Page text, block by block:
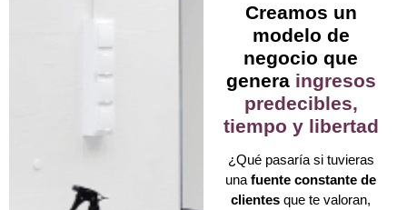
Creamos un
modelo de
negocio que
genera ingresos
predecibles,
tiempo y libertad
¿Qué pasaría si tuvieras
una fuente constante de
clientes que te valoran,